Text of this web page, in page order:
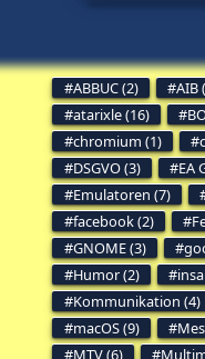
ABBUC (2) AIB
atarixle (16)
chromium (1)
DSGVO (3)
EA
Emulatoren (7)
facebook (2)
GNOME (3)
Humor (2)
Kommunikation (4)
macOS (9)
MTV (6)